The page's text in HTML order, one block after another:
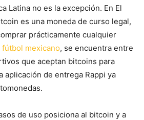
Latina no es la excepción. En El
es una moneda de curso legal,
prácticamente cualquier
mexicano, se encuentra entre
que aceptan bitcoins para
aplicación de entrega Rappi ya
de uso posiciona al bitcoin y a